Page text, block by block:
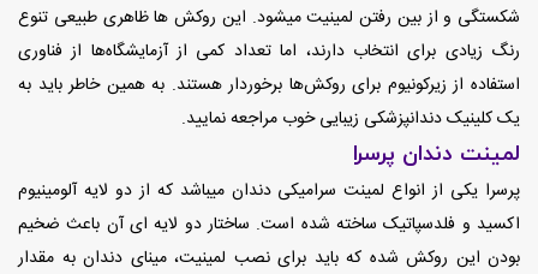
شکستگی و از بین رفتن لمینیت میشود. این روکش‌ ها ظاهری طبیعی تنوع
رنگ زیادی برای انتخاب دارند، اما تعداد کمی از آزمایشگاه‌ها از فناوری
استفاده از زیرکونیوم برای روکش‌ها برخوردار هستند. به همین خاطر باید به
یک کلینیک دندانپزشکی زیبایی خوب مراجعه نمایید.
لمینت دندان پرسرا
پرسرا یکی از انواع لمینت سرامیکی دندان میباشد که از دو لایه آلومینیوم
اکسید و فلدسپاتیک ساخته شده است. ساختار دو لایه ای آن باعث ضخیم
بودن این روکش شده که باید برای نصب لمینیت، مینای دندان به مقدار